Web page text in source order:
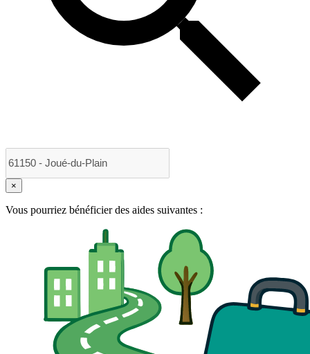
×
Vous pourriez bénéficier des aides suivantes :